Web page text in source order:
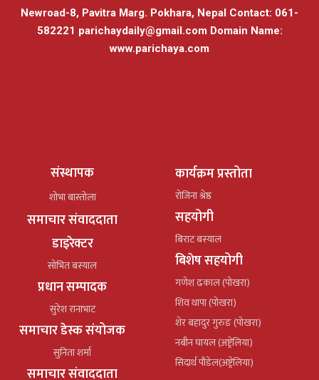
Newroad-8, Pavitra Marg. Pokhara, Nepal Contact: 061-
582221 parichaydaily@gmail.comDomain Name:
www.parichaya.com
संस्थापक
शोभा बास्तोला
समाचार संवाददाता
डाइरेक्टर
सोभित बस्याल
प्रधान सम्पादक
सुरेश रानाभाट
समाचार डेस्क संयोजक
सुनिता शर्मा
समाचार संवाददाता
कार्यक्रम प्रस्तोता
रोजिना श्रेष्ठ
सहयोगी
बिराट बस्याल
बिशेष सहयोगी
गणेश ढकाल (पोखरा)
शिव थापा (पोखरा)
शेर बहादुर गुरुङ (पोखरा)
नबीन घायल (अष्ट्रेलिया)
सिदार्थ पौडेल(अष्ट्रेलिया)